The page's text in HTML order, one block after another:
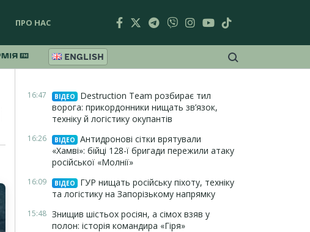
ПРО НАС
ENGLISH
16:47 ВІДЕО
Destruction Team розбирає тил
ворога: прикордонники нищать зв’язок,
техніку й логістику окупантів
16:26 ВІДЕО
Антидронові сітки врятували
«Хамві»: бійці 128-ї бригади пережили атаку
російської «Молнії»
16:09 ВІДЕО
ГУР нищать російську піхоту, техніку
та логістику на Запорізькому напрямку
15:48 Знищив шістьох росіян, а сімох взяв у
полон: історія командира «Гіря»